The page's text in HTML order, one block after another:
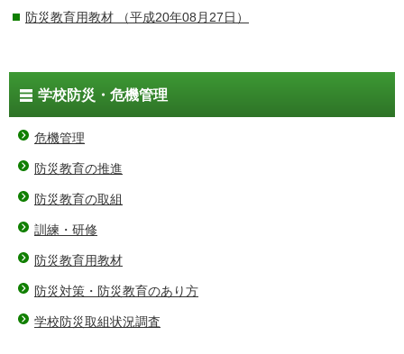
防災教育用教材 （平成20年08月27日）
学校防災・危機管理
危機管理
防災教育の推進
防災教育の取組
訓練・研修
防災教育用教材
防災対策・防災教育のあり方
学校防災取組状況調査